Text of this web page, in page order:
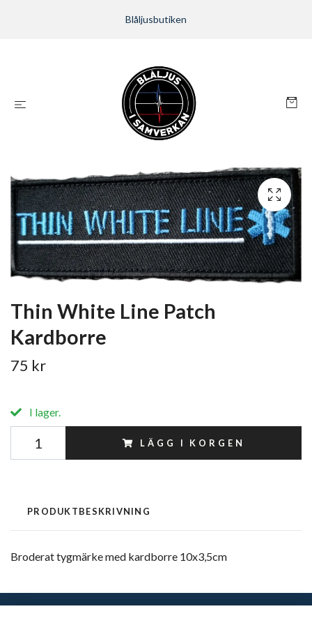
Blåljusbutiken
Thin White Line Patch
Kardborre
75 kr
I lager.
LÄGG I KORGEN
PRODUKTBESKRIVNING
Broderat tygmärke med kardborre 10x3,5cm